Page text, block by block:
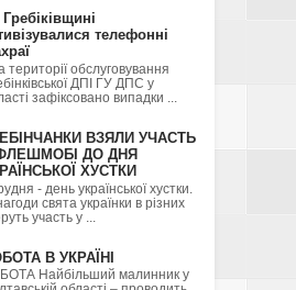
телефонні
території обслуговування
ДПІ ГУ ДПС у
зафіксовано випадки ...
ВЗЯЛИ УЧАСТЬ
ДО ДНЯ
ХУСТКИ
- день української хустки.
свята українки в різних
участь у ...
В УКРАЇНІ
Найбільший малинник у